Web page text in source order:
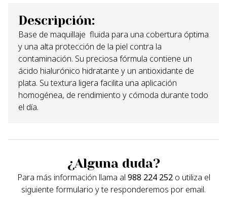
Descripción:
Base de maquillaje fluida para una cobertura óptima
y una alta protección de la piel contra la
contaminación. Su preciosa fórmula contiene un
ácido hialurónico hidratante y un antioxidante de
plata. Su textura ligera facilita una aplicación
homogénea, de rendimiento y cómoda durante todo
el día.
¿Alguna duda?
Para más información llama al 988 224 252o utiliza el
siguiente formulario y te responderemos por email.